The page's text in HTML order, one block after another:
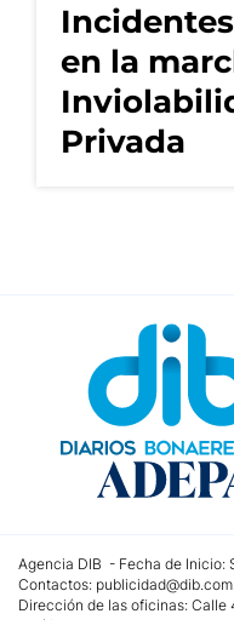
en la
Privada
Agencia DIB - Fecha de Inicio:
Contactos:
Dirección de las oficinas: Calle
Teléfono: +5492215022421 -